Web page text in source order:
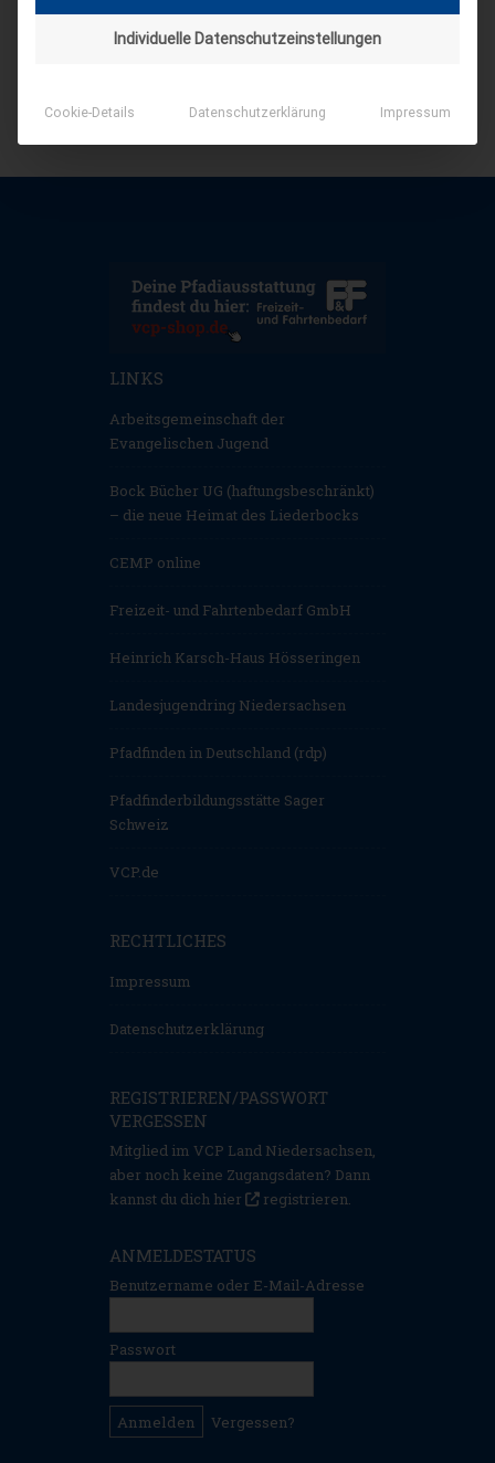
LINKS
Arbeitsgemeinschaft der
Evangelischen Jugend
Bock Bücher UG (haftungsbeschränkt)
– die neue Heimat des Liederbocks
CEMP online
Freizeit- und Fahrtenbedarf GmbH
Heinrich Karsch-Haus Hösseringen
Landesjugendring Niedersachsen
Pfadfinden in Deutschland (rdp)
Pfadfinderbildungsstätte Sager
Schweiz
VCP.de
RECHTLICHES
Impressum
Datenschutzerklärung
REGISTRIEREN/PASSWORT
VERGESSEN
Mitglied im VCP Land Niedersachsen,
aber noch keine Zugangsdaten? Dann
kannst du dich hier
registrieren.
ANMELDESTATUS
Benutzername oder E-Mail-Adresse
Passwort
Vergessen?
Individuelle Datenschutzeinstellungen
Cookie-Details Datenschutzerklärung Impressum